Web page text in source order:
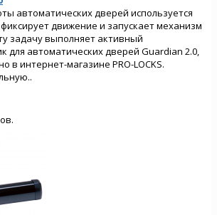
автоматических дверей используется
движение и запускает механизм
задачу выполняет активный
для автоматических дверей Guardian 2.0,
в интернет-магазине PRO-LOCKS.